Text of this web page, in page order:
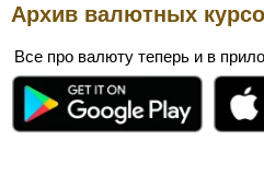
Архив валютных
Все про валюту теперь и в